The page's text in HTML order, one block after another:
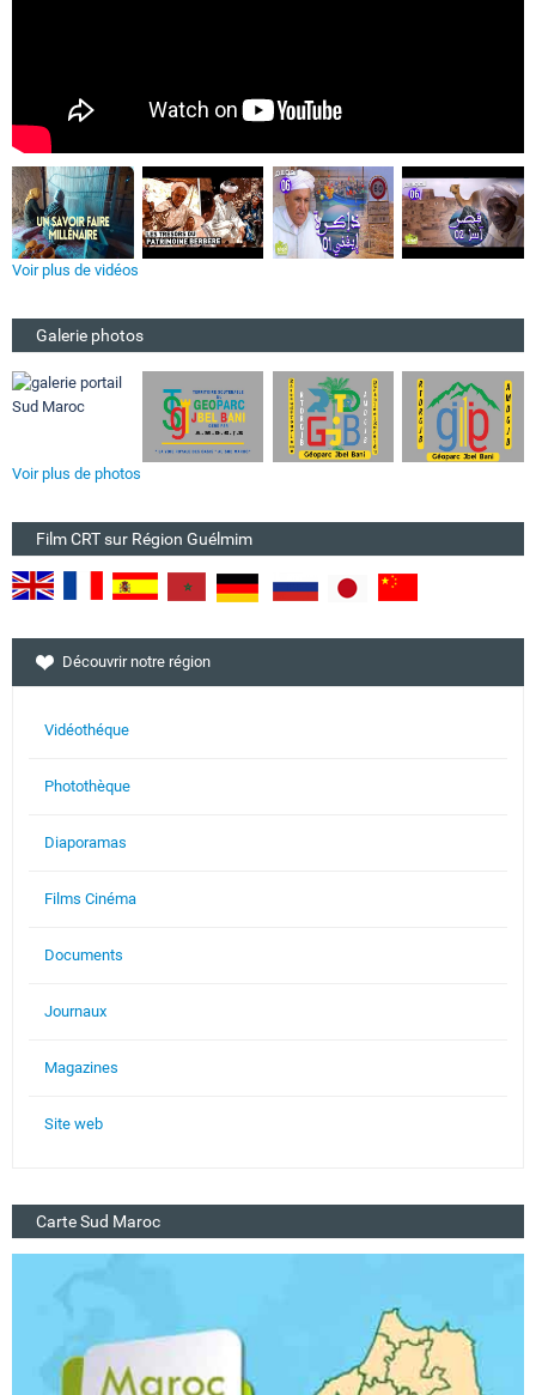
Voir plus de vidéos
Galerie photos
Voir plus de photos
Film CRT sur Région Guélmim
Découvrir notre région
Vidéothéque
Photothèque
Diaporamas
Films Cinéma
Documents
Journaux
Magazines
Site web
Carte Sud Maroc